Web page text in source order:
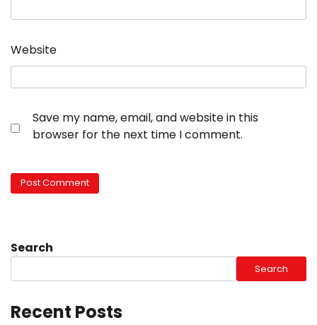
Website
Save my name, email, and website in this
browser for the next time I comment.
Search
Search
Recent Posts